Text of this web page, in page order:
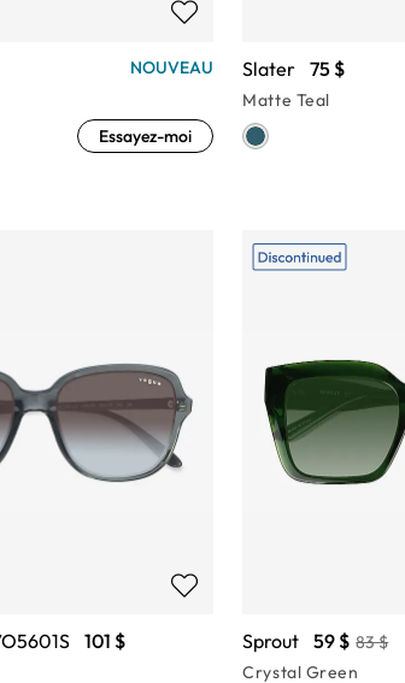
NOUVEAU
Essayez-moi
Slater 75 $
Matte Teal
101 $ Sprout 59 $ 83 $
Crystal Green